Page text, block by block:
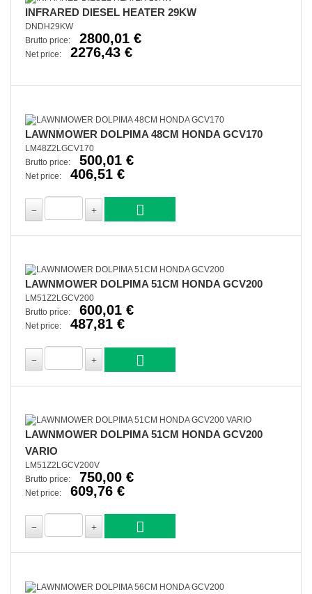
INFRARED DIESEL HEATER 29KW
DNDH29KW
Brutto price:
2800,01 €
Net price: 2276,43 €
LAWNMOWER DOLPIMA 48CM HONDA GCV170
LM48Z2LGCV170
Brutto price:
500,01 €
Net price: 406,51 €
LAWNMOWER DOLPIMA 51CM HONDA GCV200
LM51Z2LGCV200
Brutto price:
600,01 €
Net price: 487,81 €
LAWNMOWER DOLPIMA 51CM HONDA GCV200
VARIO
LM51Z2LGCV200V
Brutto price:
750,00 €
Net price: 609,76 €